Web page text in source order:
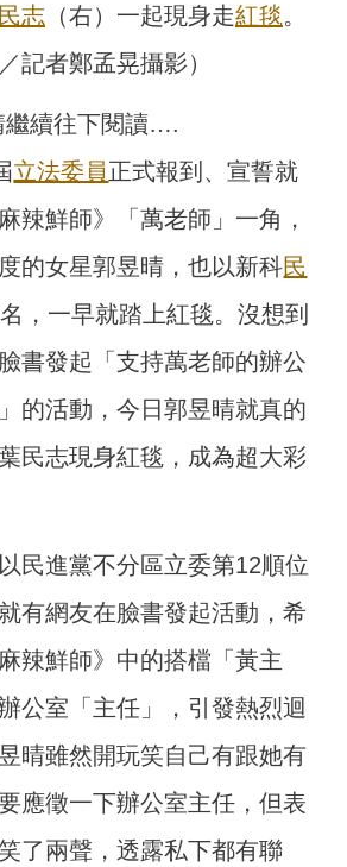
志 （右）一起現身走紅毯。
／記者鄭孟晃攝影）
繼續往下閱讀….
立法委員正式報到、宣誓就
辣鮮師》「萬老師」一角，
的女星郭昱晴，也以新科民
，一早就踏上紅毯。沒想到
書發起「支持萬老師的辦公
的活動，今日郭昱晴就真的
民志現身紅毯，成為超大彩
民進黨不分區立委第12順位
有網友在臉書發起活動，希
辣鮮師》中的搭檔「黃主
公室「主任」，引發熱烈迴
晴雖然開玩笑自己有跟她有
應徵一下辦公室主任，但表
了兩聲，透露私下都有聯